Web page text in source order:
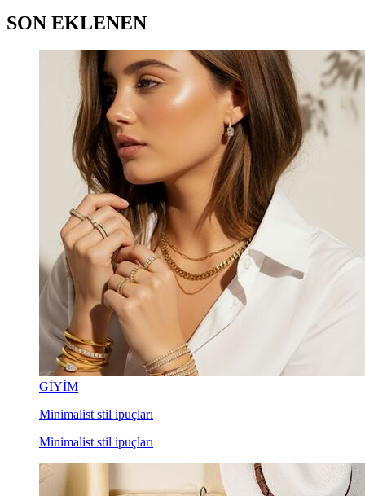
SON EKLENEN
GİYİM
Minimalist stil ipuçları
Minimalist stil ipuçları